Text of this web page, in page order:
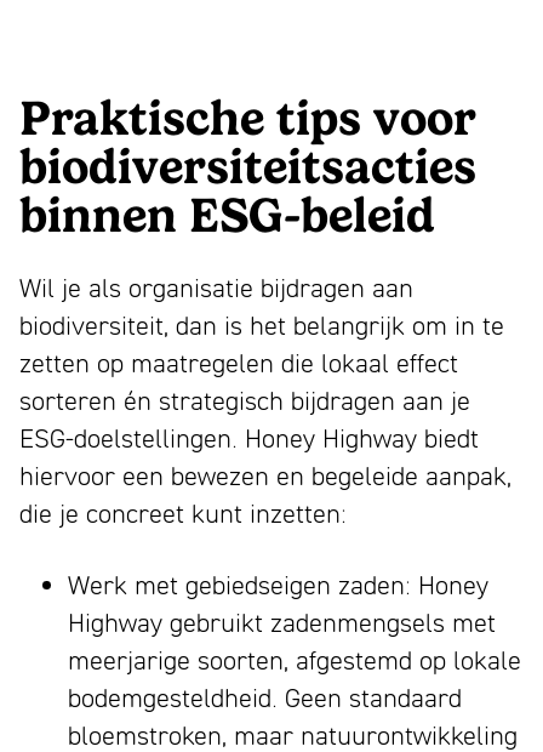
Praktische tips voor
biodiversiteitsacties
binnen ESG-beleid
Wil je als organisatie bijdragen aan
biodiversiteit, dan is het belangrijk om in te
zetten op maatregelen die lokaal effect
sorteren én strategisch bijdragen aan je
ESG-doelstellingen. Honey Highway biedt
hiervoor een bewezen en begeleide aanpak,
die je concreet kunt inzetten:
Werk met gebiedseigen zaden: Honey
Highway gebruikt zadenmengsels met
meerjarige soorten, afgestemd op lokale
bodemgesteldheid. Geen standaard
bloemstroken, maar natuurontwikkeling